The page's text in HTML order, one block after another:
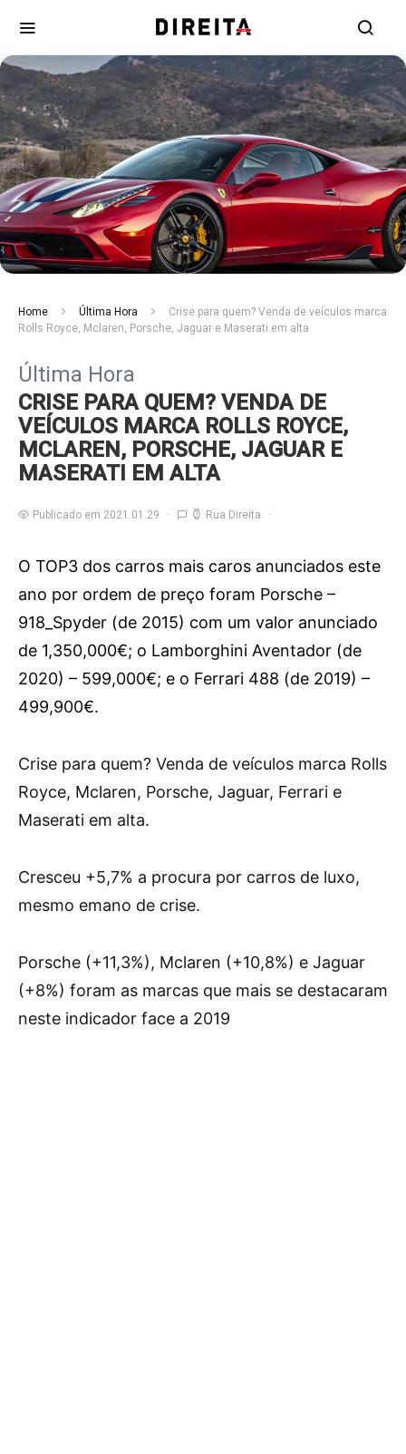
Home Última Hora
Crise para quem? Venda de veículos marca
Rolls Royce, Mclaren, Porsche, Jaguar e Maserati em alta
Última Hora
CRISE PARA QUEM? VENDA DE
VEÍCULOS MARCA ROLLS ROYCE,
MCLAREN, PORSCHE, JAGUAR E
MASERATI EM ALTA
Publicado em 2021.01.29 Rua Direita
O TOP3 dos carros mais caros anunciados este
ano por ordem de preço foram Porsche –
918_Spyder (de 2015) com um valor anunciado
de 1,350,000€; o Lamborghini Aventador (de
2020) – 599,000€; e o Ferrari 488 (de 2019) –
499,900€.
Crise para quem? Venda de veículos marca Rolls
Royce, Mclaren, Porsche, Jaguar, Ferrari e
Maserati em alta.
Cresceu +5,7% a procura por carros de luxo,
mesmo emano de crise.
Porsche (+11,3%), Mclaren (+10,8%) e Jaguar
(+8%) foram as marcas que mais se destacaram
neste indicador face a 2019